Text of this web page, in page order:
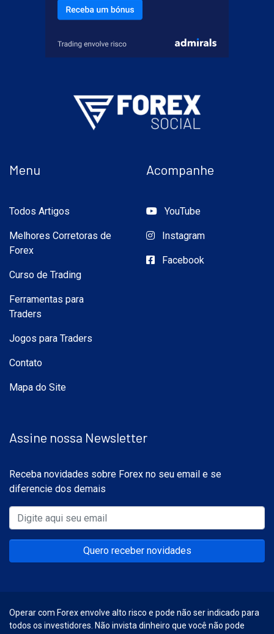
Menu
Todos Artigos
Melhores Corretoras de
Forex
Curso de Trading
Ferramentas para
Traders
Jogos para Traders
Contato
Mapa do Site
Acompanhe
YouTube
Instagram
Facebook
Assine nossa Newsletter
Receba novidades sobre Forex no seu email e se
diferencie dos demais
Quero receber novidades
Operar com Forex envolve alto risco e pode não ser indicado para
todos os investidores. Não invista dinheiro que você não pode